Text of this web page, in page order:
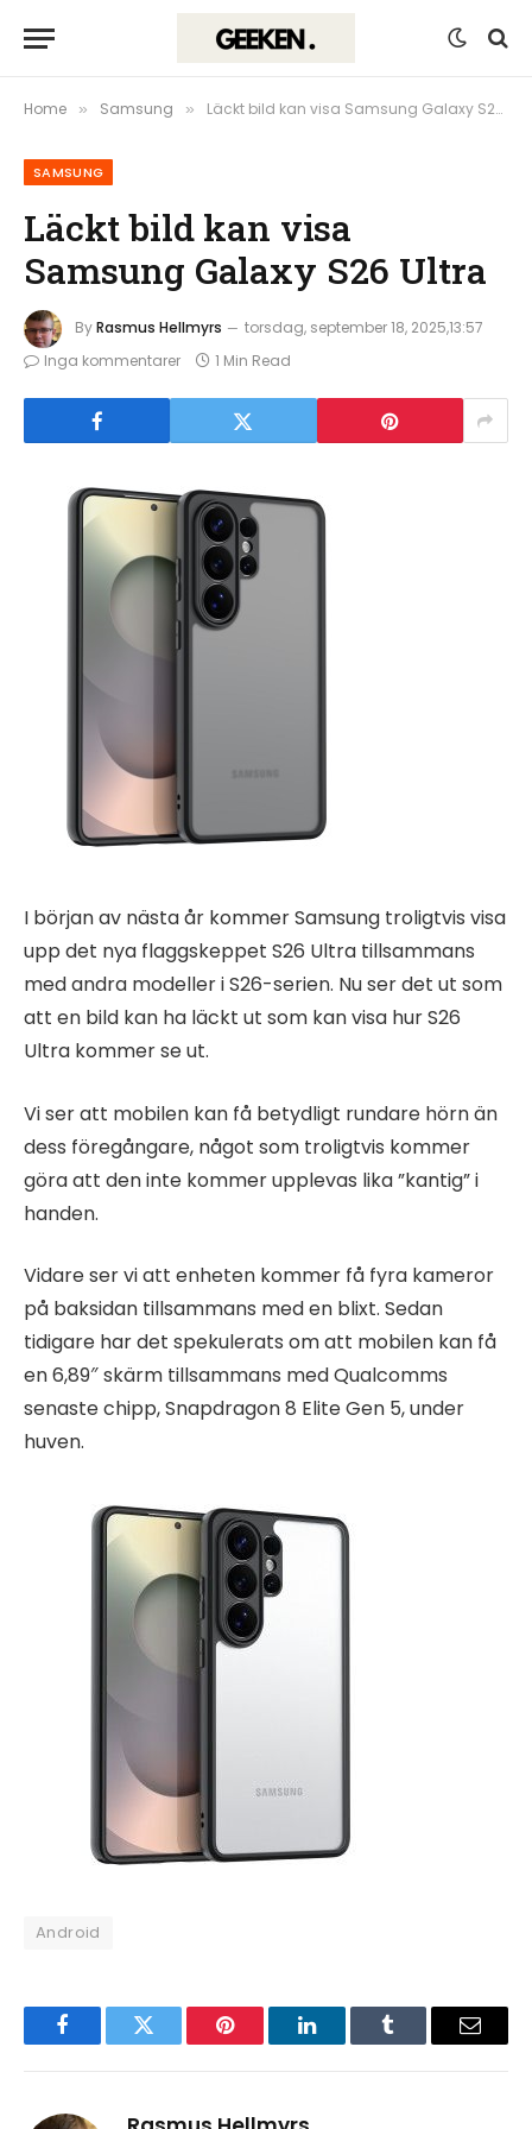
Home » Samsung » Läckt bild kan visa Samsung Galaxy S26 Ultra
SAMSUNG
Läckt bild kan visa
Samsung Galaxy S26 Ultra
ByRasmus Hellmyrs
torsdag, september 18, 2025,13:57
Inga kommentarer
1 Min Read
I början av nästa år kommer Samsung troligtvis visa
upp det nya flaggskeppet S26 Ultra tillsammans
med andra modeller i S26-serien. Nu ser det ut som
att en bild kan ha läckt ut som kan visa hur S26
Ultra kommer se ut.
Vi ser att mobilen kan få betydligt rundare hörn än
dess föregångare, något som troligtvis kommer
göra att den inte kommer upplevas lika ”kantig” i
handen.
Vidare ser vi att enheten kommer få fyra kameror
på baksidan tillsammans med en blixt. Sedan
tidigare har det spekulerats om att mobilen kan få
en 6,89″ skärm tillsammans med Qualcomms
senaste chipp, Snapdragon 8 Elite Gen 5, under
huven.
Android
FacebookTwitter Pinterest LinkedInTumblr Email